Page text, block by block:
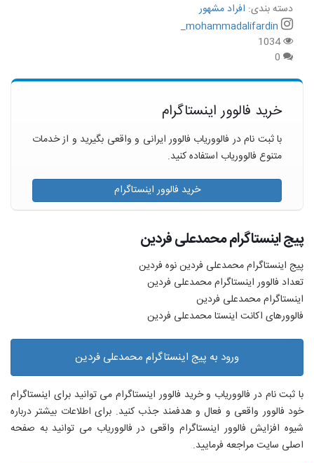
دسته بندی: افراد مشهور
mohammadalifardin_
1034
خرید فالوور اینستاگرام
با ثبت نام در فالووریاب فالوور ایرانی و واقعی بگیرید و از خدمات
متنوع فالووریاب استفاده کنید.
خرید فالوور اینستاگرام
پیج اینستاگرام محمدعلی فردین
پیج اینستاگرام محمدعلی فردین نوه فردین
تعداد فالوور اینستاگرام محمدعلی فردین
اینستاگرام محمدعلی فردین
فالوورهای اکانت اینستا محمدعلی فردین
ورود به پیج اینستاگرام محمدعلی فردین
با ثبت نام در فالووریاب و خرید فالوور اینستاگرام می توانید برای اینستاگرام
خود فالوور واقعی و فعال و هدفمند جذب کنید. برای اطلاعات بیشتر درباره
شیوه افزایش فالوور اینستاگرام واقعی در فالووریاب می توانید به صفحه
اصلی سایت مراجعه فرمایید.